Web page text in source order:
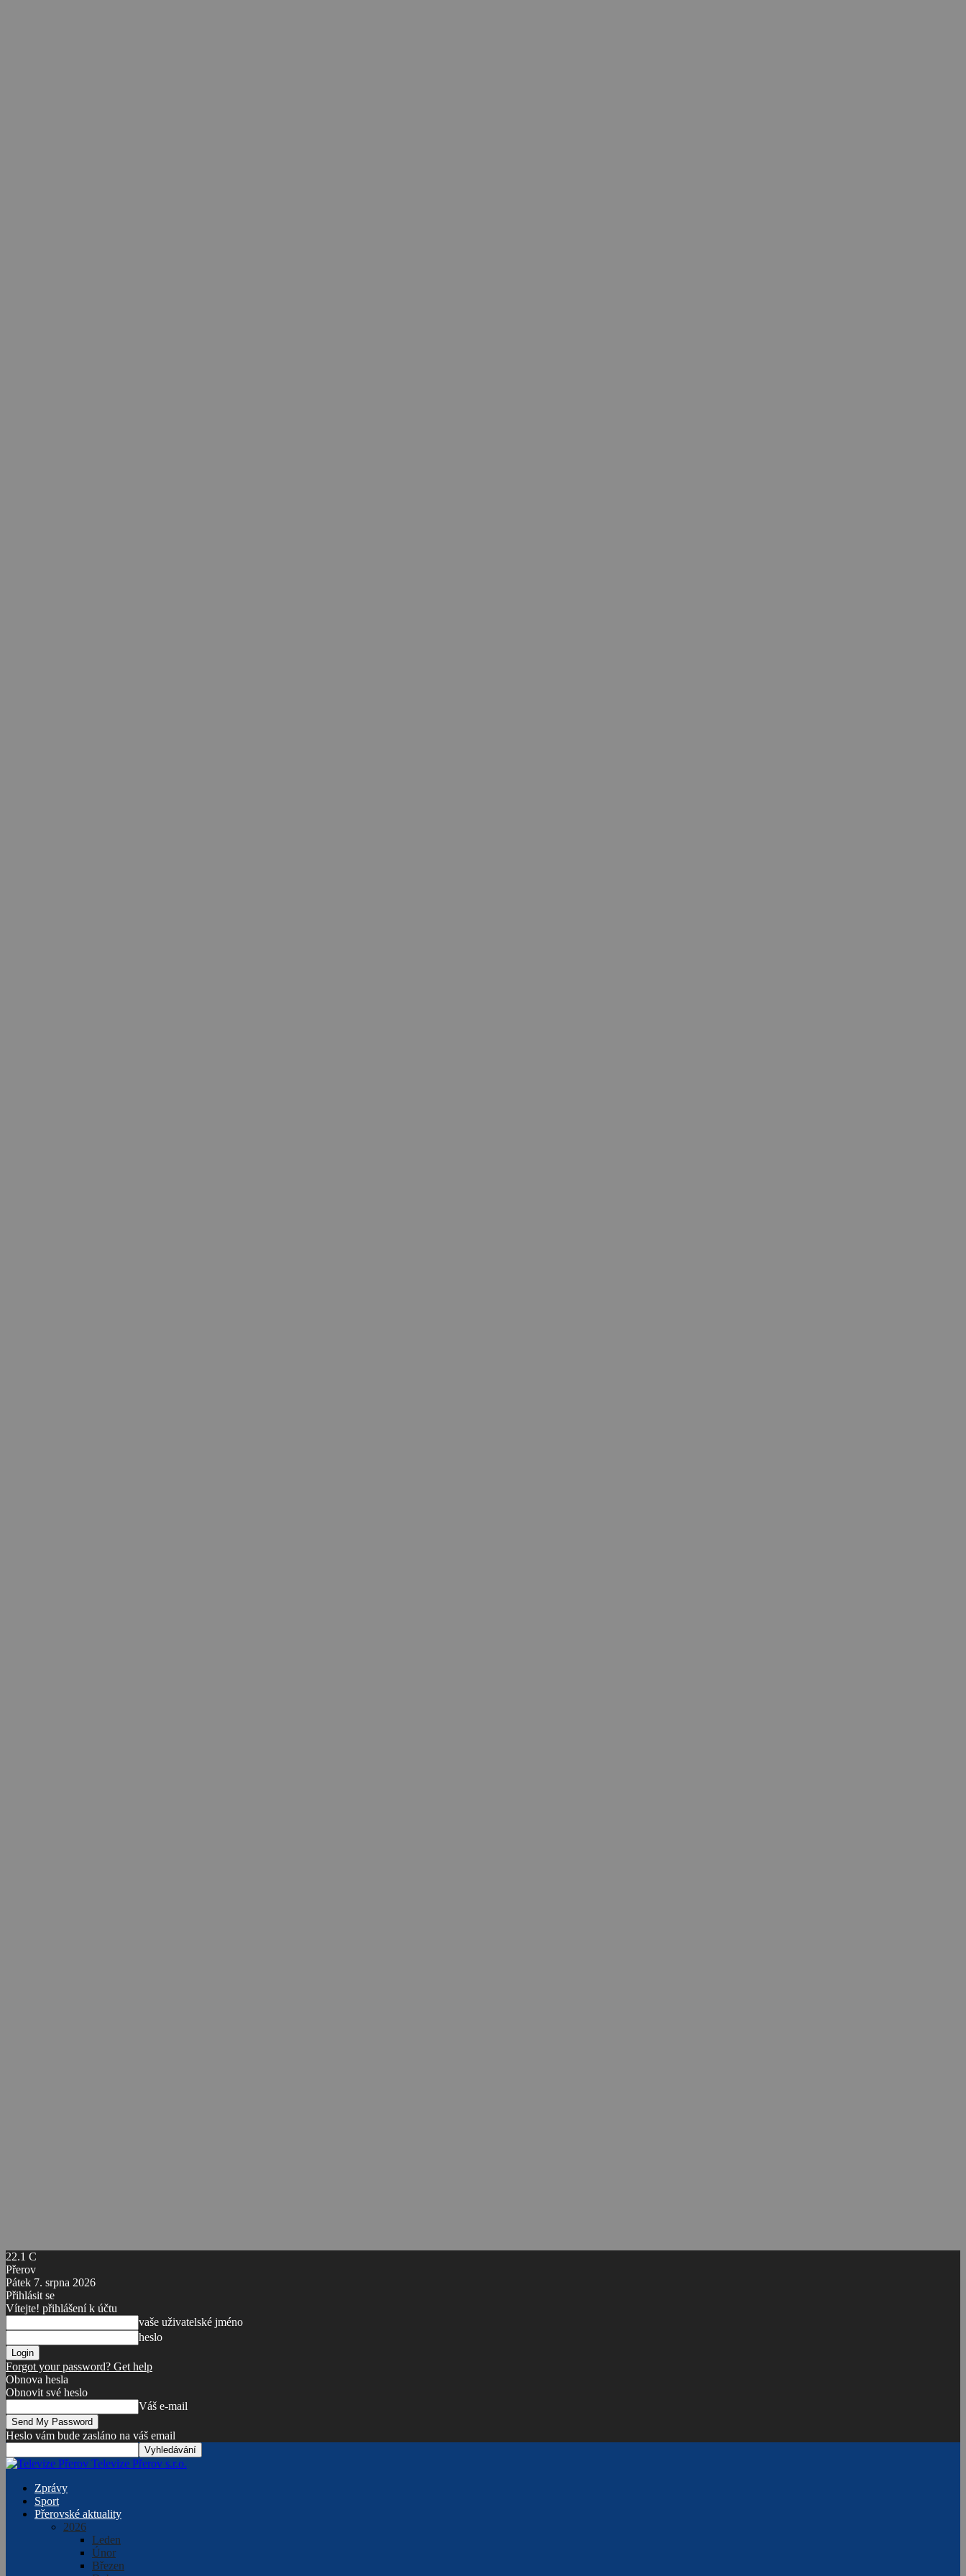
22.1 C
Přerov
Pátek 7. srpna 2026
Přihlásit se
Vítejte! přihlášení k účtu
vaše uživatelské jméno
heslo
Forgot your password? Get help
Obnova hesla
Obnovit své heslo
Váš e-mail
Heslo vám bude zasláno na váš email
Televize Přerov s.r.o.
Zprávy
Sport
Přerovské aktuality
2026
Leden
Únor
Březen